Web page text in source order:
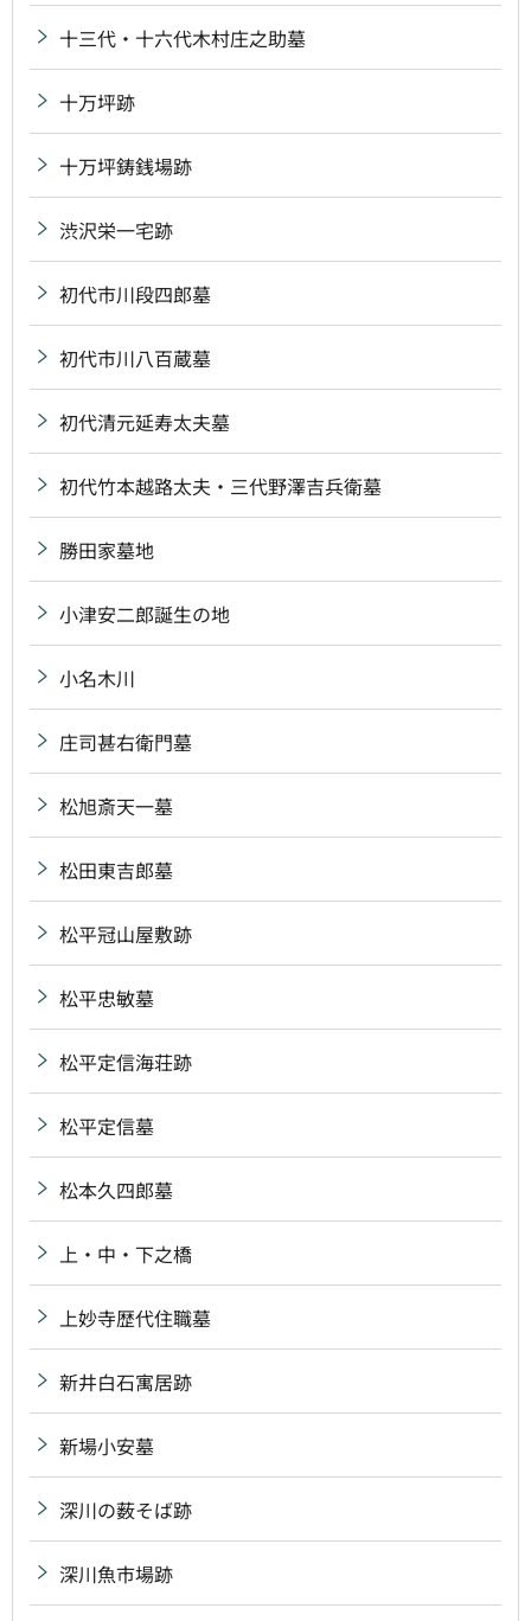
十三代・十六代木村庄之助墓
十万坪跡
十万坪鋳銭場跡
渋沢栄一宅跡
初代市川段四郎墓
初代市川八百蔵墓
初代清元延寿太夫墓
初代竹本越路太夫・三代野澤吉兵衛墓
勝田家墓地
小津安二郎誕生の地
小名木川
庄司甚右衛門墓
松旭斎天一墓
松田東吉郎墓
松平冠山屋敷跡
松平忠敏墓
松平定信海荘跡
松平定信墓
松本久四郎墓
上・中・下之橋
上妙寺歴代住職墓
新井白石寓居跡
新場小安墓
深川の薮そば跡
深川魚市場跡